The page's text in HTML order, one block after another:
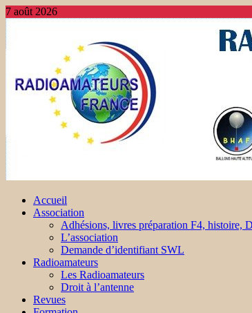
7 août 2026
Accueil
Association
Adhésions, livres préparation F4, histoire,
L’association
Demande d’identifiant SWL
Radioamateurs
Les Radioamateurs
Droit à l’antenne
Revues